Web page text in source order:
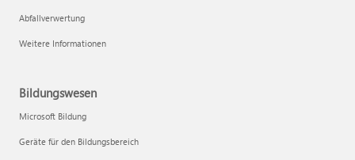
Abfallverwertung
Weitere Informationen
Bildungswesen
Microsoft Bildung
Geräte für den Bildungsbereich